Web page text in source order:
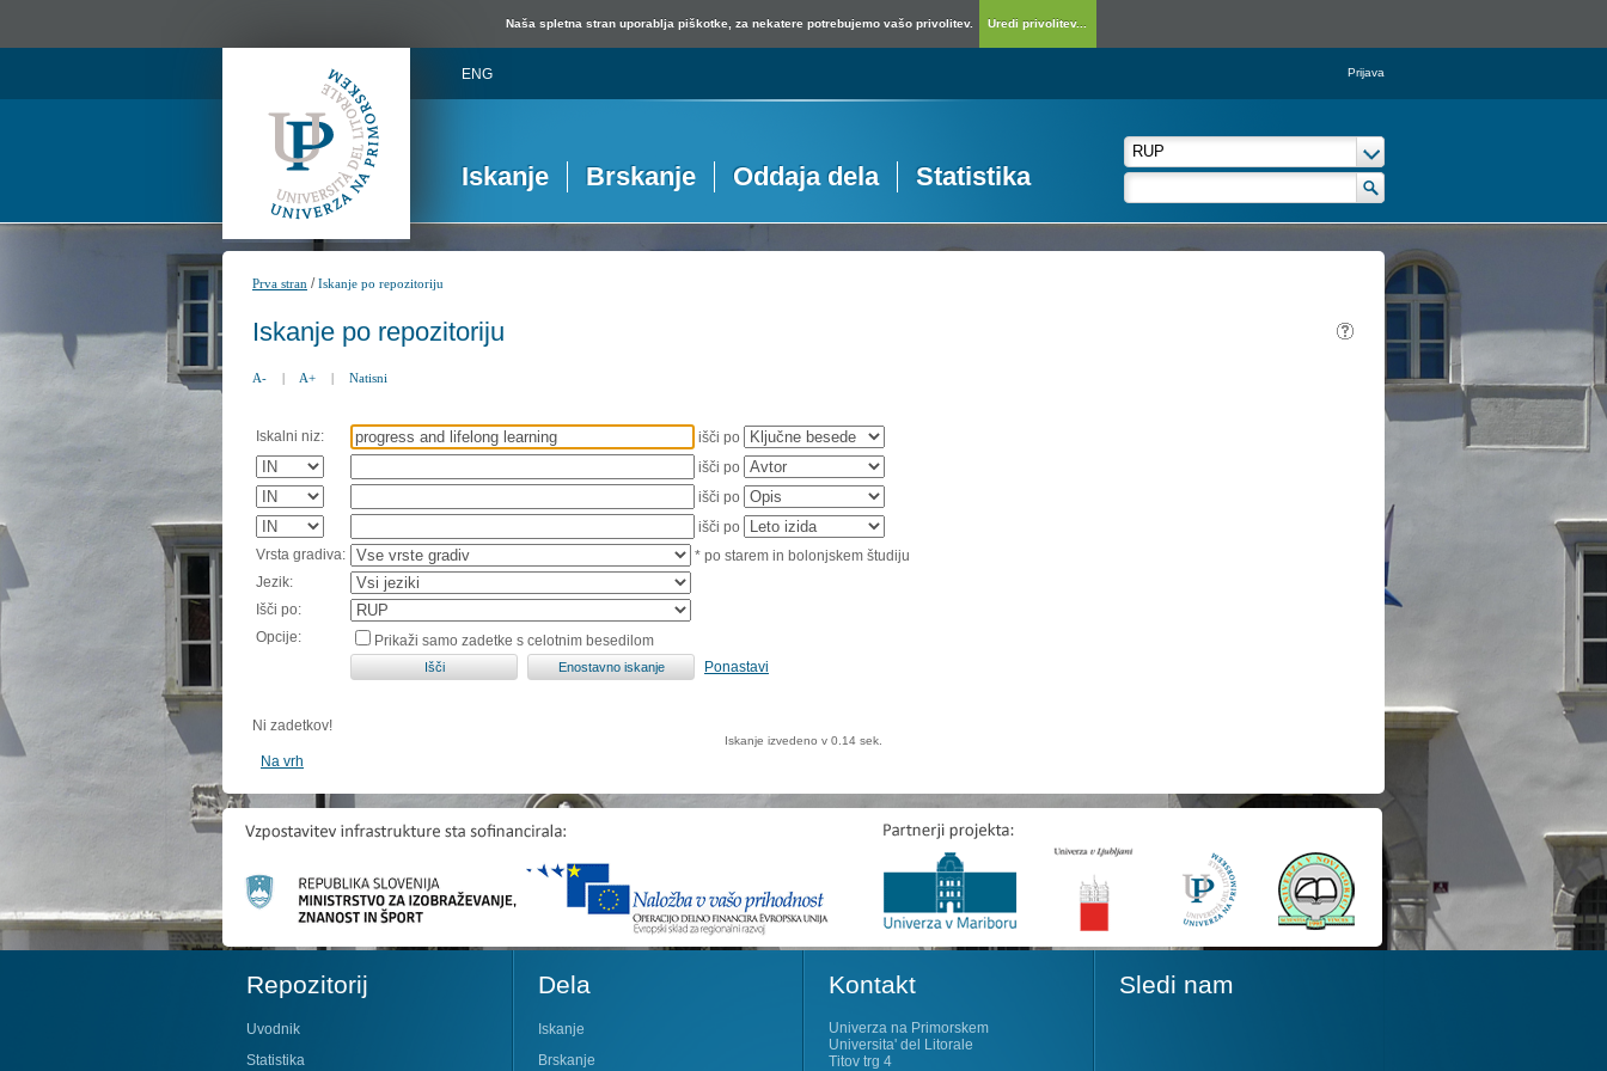
Naša spletna stran uporablja piškotke, za nekatere potrebujemo vašo privolitev. Uredi privolitev...
ENG Prijava
Iskanje Brskanje Oddaja dela Statistika
Prva stran /Iskanje po repozitoriju
Iskanje po repozitoriju
A- | A+ | Natisni
Iskalni niz:
išči po
išči po
išči po
išči po
Vrsta gradiva:
* po starem in bolonjskem študiju
Jezik:
Išči po:
Opcije:
Prikaži samo zadetke s celotnim besedilom
Ponastavi
Ni zadetkov!
Iskanje izvedeno v 0.14 sek.
Na vrh
Repozitorij
Uvodnik
Statistika
Dela
Iskanje
Brskanje
Kontakt
Univerza na Primorskem
Universita' del Litorale
Titov trg 4
Sledi nam